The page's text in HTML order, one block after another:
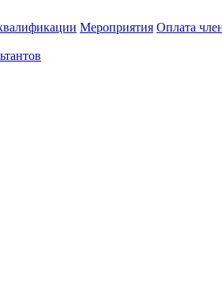
Мероприятия Оплата